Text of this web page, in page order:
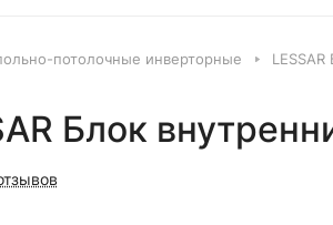
потолочные инверторные
Блок